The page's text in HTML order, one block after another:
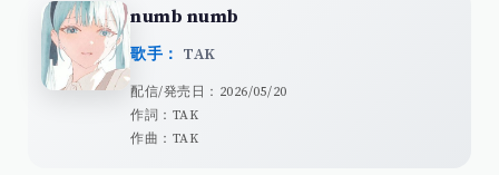
numb numb
歌手： TAK
配信/発売日：2026/05/20
作詞：TAK
作曲：TAK